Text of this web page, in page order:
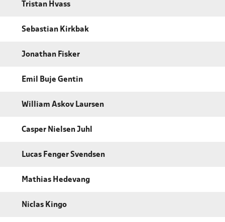
Tristan Hvass
Sebastian Kirkbak
Jonathan Fisker
Emil Buje Gentin
William Askov Laursen
Casper Nielsen Juhl
Lucas Fenger Svendsen
Mathias Hedevang
Niclas Kingo